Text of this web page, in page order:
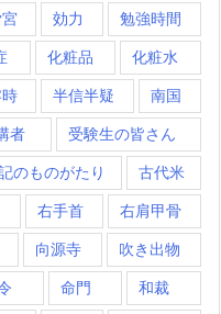
効力 勉強時間
化粧品 化粧水
半信半疑 南国
者 受験生の皆さん
のものがたり 古代米
右手首 右肩甲骨
向源寺 吹き出物
命門 和裁